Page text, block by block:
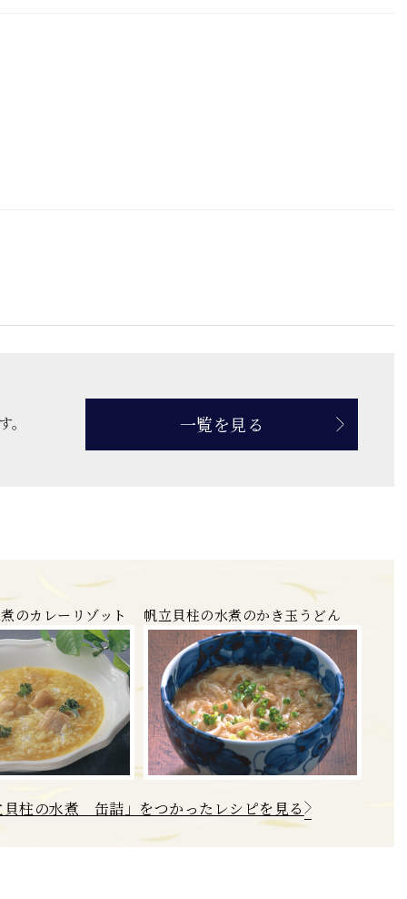
一覧を見る
のカレーリゾット 帆立貝柱の水煮のかき玉うどん
貝柱の水煮 缶詰」をつかったレシピを見る